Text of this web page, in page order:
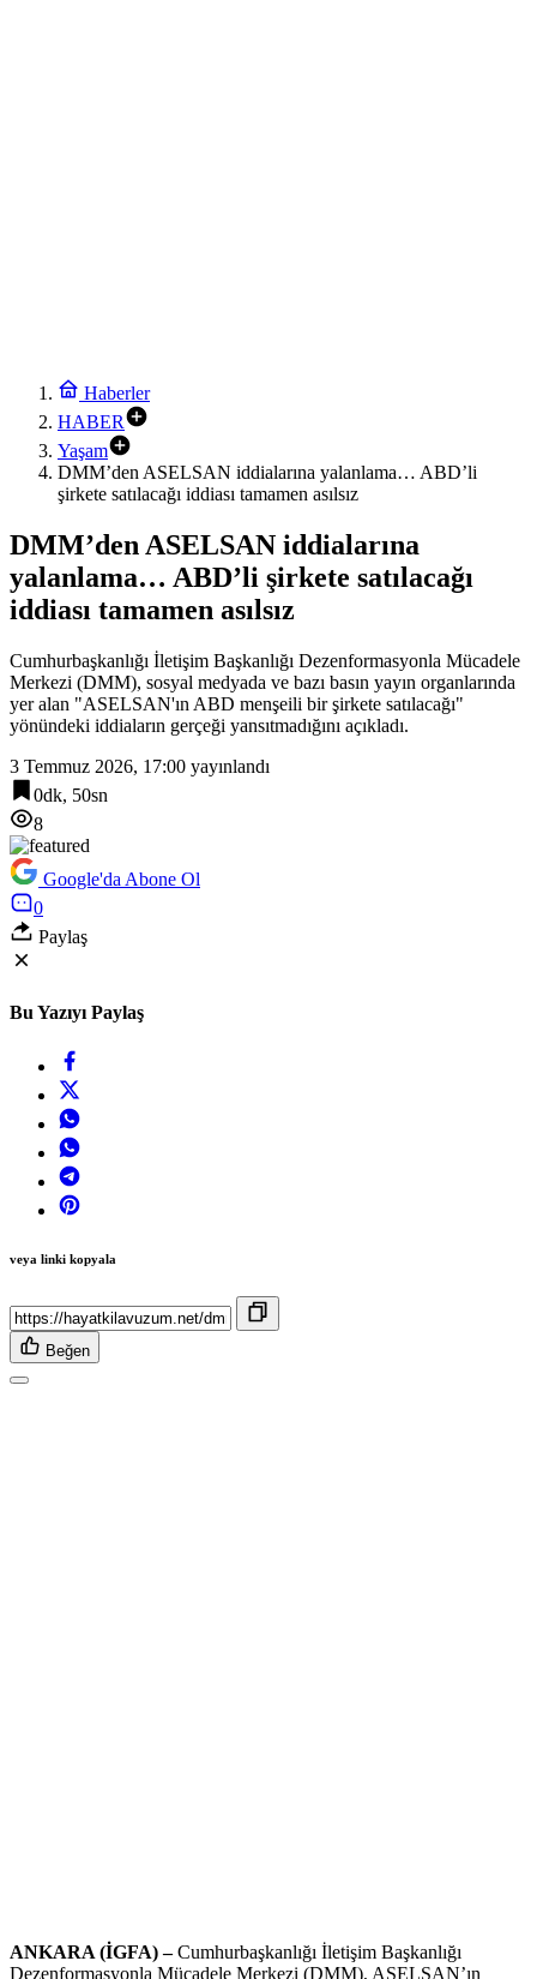
Haberler
HABER
Yaşam
DMM’den ASELSAN iddialarına yalanlama… ABD’li
şirkete satılacağı iddiası tamamen asılsız
DMM’den ASELSAN iddialarına
yalanlama… ABD’li şirkete satılacağı
iddiası tamamen asılsız
Cumhurbaşkanlığı İletişim Başkanlığı Dezenformasyonla Mücadele
Merkezi (DMM), sosyal medyada ve bazı basın yayın organlarında
yer alan "ASELSAN'ın ABD menşeili bir şirkete satılacağı"
yönündeki iddiaların gerçeği yansıtmadığını açıkladı.
3 Temmuz 2026, 17:00 yayınlandı
0dk, 50sn
8
Google'da Abone Ol
0
Paylaş
Bu Yazıyı Paylaş
veya linki kopyala
Beğen
ANKARA (İGFA) –Cumhurbaşkanlığı İletişim Başkanlığı
Dezenformasyonla Mücadele Merkezi (DMM), ASELSAN’ın